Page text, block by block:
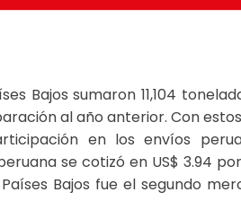
Bajos sumaron 11,104
al año anterior. Con
en los envíos
se cotizó en US$ 3.94 por
Bajos fue el segundo